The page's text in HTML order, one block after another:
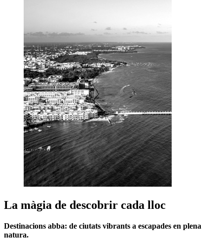
La màgia de descobrir cada lloc
Destinacions abba: de ciutats vibrants a escapades en plena
natura.